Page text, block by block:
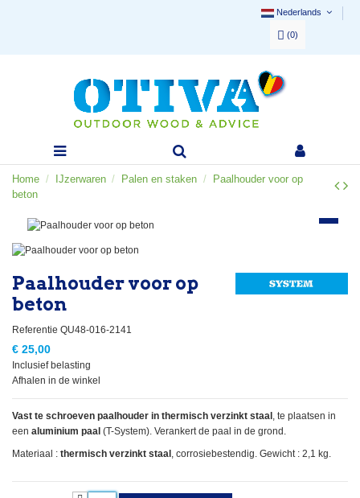
Nederlands
(0)
Home IJzerwaren Palen en staken
Paalhouder voor op
beton
Paalhouder voor op
beton
Referentie QU48-016-2141
€ 25,00
Inclusief belasting
Afhalen in de winkel
Vast te schroeven paalhouder in thermisch verzinkt staal , te plaatsen in
een aluminium paal (T-System). Verankert de paal in de grond.
Materiaal : thermisch verzinkt staal , corrosiebestendig. Gewicht : 2,1 kg.